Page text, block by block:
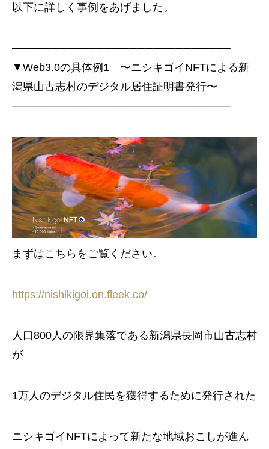
以下に詳しく事例をあげました。
────────────────────────────
▼Web3.0の具体例1 〜ニシキゴイNFTによる新
潟県山古志村のデジタル居住証明書発行〜
────────────────────────────
まずはこちらをご覧ください。
https://nishikigoi.on.fleek.co/
人口800人の限界集落である新潟県長岡市山古志村
が
1万人のデジタル住民を獲得するために発行された
ニシキゴイNFTによって新たな地域おこしが進ん